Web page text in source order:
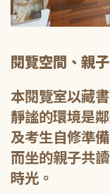
閱覽空間、親
本閱覽室以藏
靜謐的環境是
及考生自修準
而坐的親子共
時光。